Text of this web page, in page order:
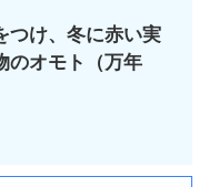
つけ、冬に赤い実
のオモト（万年